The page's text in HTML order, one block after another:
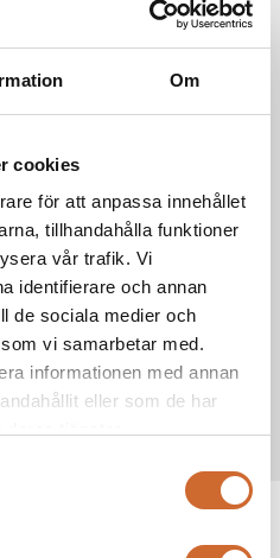
Om
cookies
för att anpassa innehållet
tillhandahålla funktioner
vår trafik. Vi
identifierare och annan
de sociala medier och
vi samarbetar med.
informationen med annan
eller som de har
4,0l motor, max effekt
80R20, 440/80 R28
med 50km/h (begränsad
hydrauluttag
2100 kg